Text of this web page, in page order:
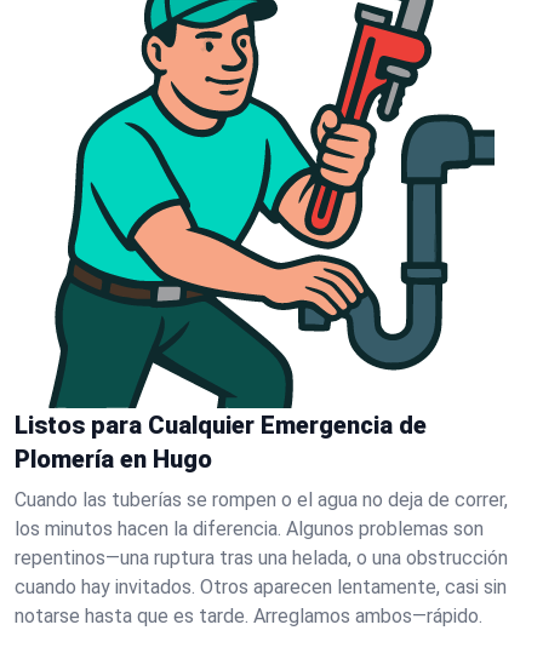
Listos para Cualquier Emergencia de
Plomería en Hugo
Cuando las tuberías se rompen o el agua no deja de correr,
los minutos hacen la diferencia. Algunos problemas son
repentinos—una ruptura tras una helada, o una obstrucción
cuando hay invitados. Otros aparecen lentamente, casi sin
notarse hasta que es tarde. Arreglamos ambos—rápido.